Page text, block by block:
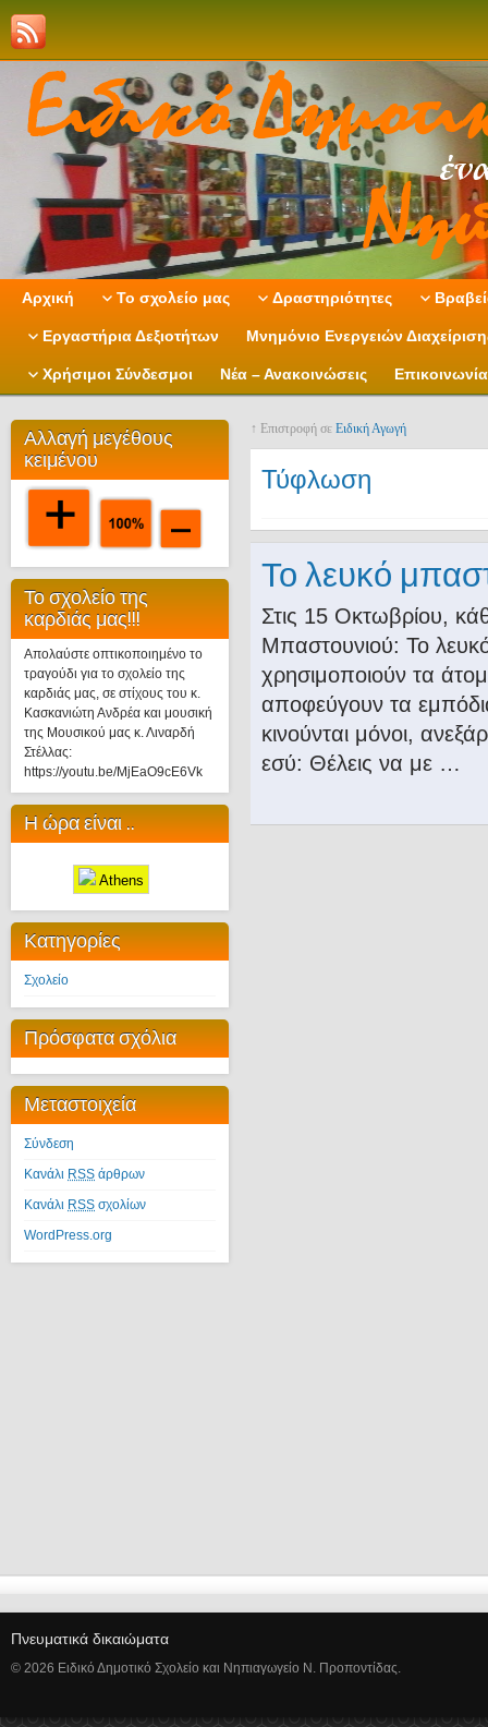
Αρχική Το σχολείο μας Δραστηριότητες
Εργαστήρια Δεξιοτήτων Μνημόνιο Ενεργειών
Χρήσιμοι Σύνδεσμοι Νέα – Ανακοινώσεις Επικοινωνία
Αλλαγή μεγέθους
κειμένου
Το σχολείο της
καρδιάς μας!!!
Απολαύστε οπτικοποιημένο το
τραγούδι για το σχολείο της
καρδιάς μας, σε στίχους του κ.
Κασκανιώτη Ανδρέα και μουσική
της Μουσικού μας κ. Λιναρδή
Στέλλας:
https://youtu.be/MjEaO9cE6Vk
Η ώρα είναι ..
Athens
Κατηγορίες
Σχολείο
Πρόσφατα σχόλια
Μεταστοιχεία
Σύνδεση
Κανάλι RSS άρθρων
Κανάλι RSS σχολίων
WordPress.org
↑ Επιστροφή σε Ειδική Αγωγή
Τύφλωση
Το λευκό
Στις 15 Οκτωβρίου,
Μπαστουνιού: Το
χρησιμοποιούν τα
αποφεύγουν τα
κινούνται μόνοι,
εσύ: Θέλεις να με …
Πνευματικά δικαιώματα
© 2026 Ειδικό Δημοτικό Σχολείο και Νηπιαγωγείο Ν. Προποντίδας.